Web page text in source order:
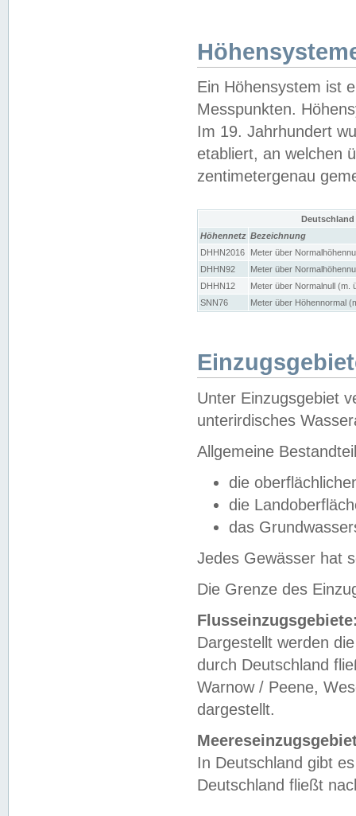
Ein Höhensystem ist
Messpunkten.
Im 19. Jahrhundert
etabliert, an welchen
zentimetergenau
Höhennetz Bezeichnung
DHHN2016
Meter über
DHHN92
Meter über
DHHN12
Meter über Normalnull (m.
SNN76
Meter über Höhennormal
Unter Einzugsgebiet
unterirdisches
Allgemeine
die
die
das
Jedes Gewässer hat
Die Grenze des
Dargestellt werden
durch Deutschland
Warnow / Peene,
dargestellt.
In Deutschland gibt
Deutschland fließt